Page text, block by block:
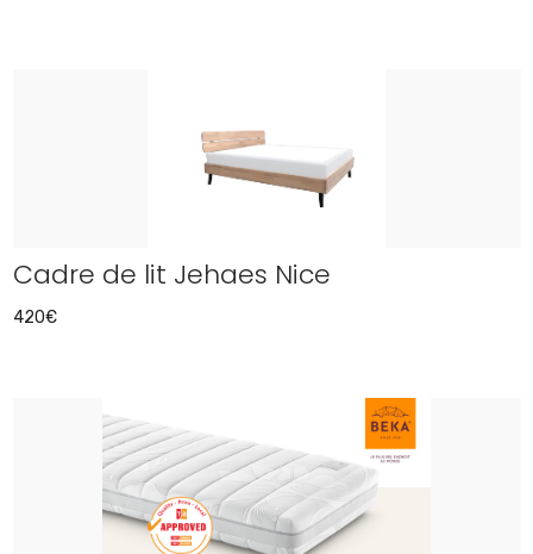
Cadre de lit Jehaes Nice
420€